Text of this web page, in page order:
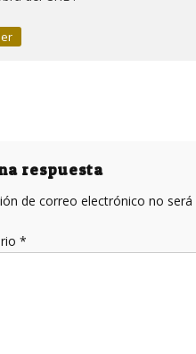
respuesta
de correo electrónico no será
*